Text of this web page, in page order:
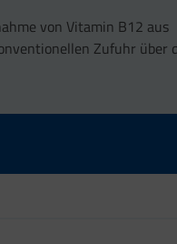
von Vitamin B12 aus
Zufuhr über